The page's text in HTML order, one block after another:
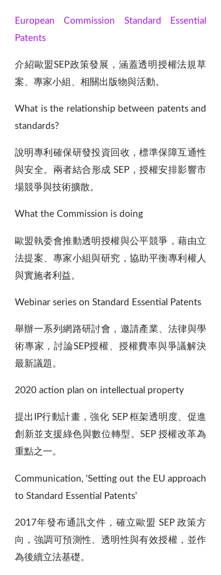
European Commission Standard Essential
Patents
介紹歐盟SEP政策發展，涵蓋透明授權法規草
案、專家小組、相關出版物與活動。
What is the relationship between patents and
standards?
說明專利確保研發投資回收，標準保障互通性
與安全。兩者結合形成 SEP，授權安排影響市
場競爭與技術擴散。
What the Commission is doing
歐盟執委會推動透明授權與公平競爭，藉由立
法提案、專家小組與研究，協助平衡專利權人
與實施者利益。
Webinar series on Standard Essential Patents
舉辦一系列網路研討會，邀請產業、法律與學
術專家，討論SEP授權、授權費率與爭議解決
最新議題。
2020 action plan on intellectual property
提出IP行動計畫，強化 SEP 框架透明度、促進
創新並支援綠色與數位轉型。SEP 授權改革為
重點之一。
Communication, 'Setting out the EU approach
to Standard Essential Patents'
2017年發布通訊文件，確立歐盟 SEP 政策方
向，強調可預測性、透明性與有效授權，並作
為後續立法基礎。